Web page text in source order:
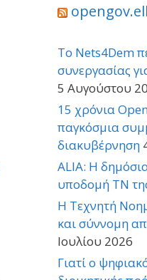
Το Nets4Dem
συνεργασίας
5 Αυγούστου
15 χρόνια
παγκόσμια
διακυβέρνηση
ALIA: Η
υποδομή ΤΝ
Η Τεχνητή
και σύννομη
Ιουλίου 2026
Γιατί ο